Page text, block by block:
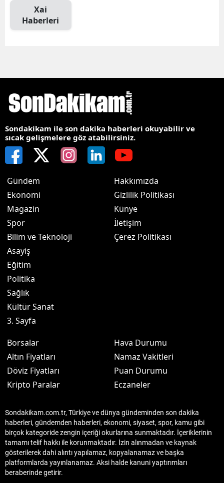
Xai
Haberleri
Sondakikam ile son dakika haberleri okuyabilir ve
sıcak gelişmelere göz atabilirsiniz.
Gündem
Ekonomi
Magazin
Spor
Bilim ve Teknoloji
Asayiş
Eğitim
Politika
Sağlık
Kültür Sanat
3. Sayfa
Hakkımızda
Gizlilik Politikası
Künye
İletişim
Çerez Politikası
Borsalar
Altın Fiyatları
Döviz Fiyatları
Kripto Paralar
Hava Durumu
Namaz Vakitleri
Puan Durumu
Eczaneler
Sondakikam.com.tr, Türkiye ve dünya gündeminden son dakika
haberleri, gündemden haberleri, ekonomi, siyaset, spor, kamu gibi
birçok kategoride zengin içeriği okurlarına sunmaktadır. İçeriklerinin
tamamı telif hakkı ile korunmaktadır. İzin alınmadan ve kaynak
gösterilerek dahi alıntı yapılamaz, kopyalanamaz ve başka
platformlarda yayınlanamaz. Aksi halde kanuni yaptırımları
beraberinde getirir.